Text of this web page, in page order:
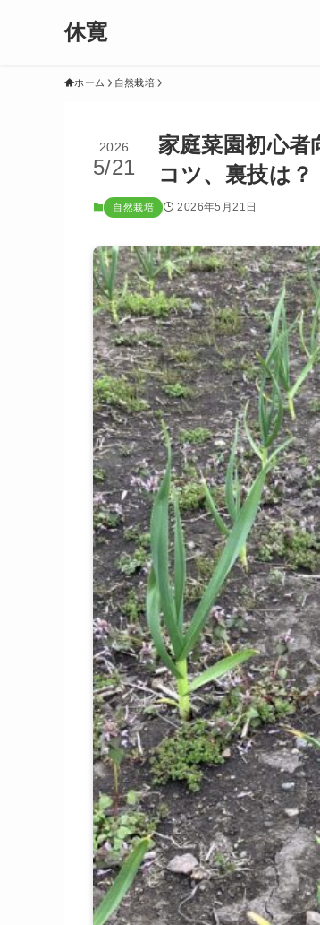
休寛
ホーム 自然栽培
家庭菜園初心
コツ、裏技は？
2026
5/21
自然栽培 2026年5月21日